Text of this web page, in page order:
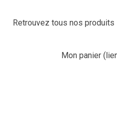
Retrouvez tous nos produits
Mon panier